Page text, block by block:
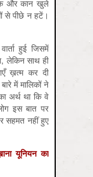
और कान खुले
से पीछे न हटें।
हुई जिसमें
लेकिन साथ ही
ख़त्म कर दी
में मालिकों ने
अर्थ था कि वे
इस बात पर
नहीं हुए
यूनियन का